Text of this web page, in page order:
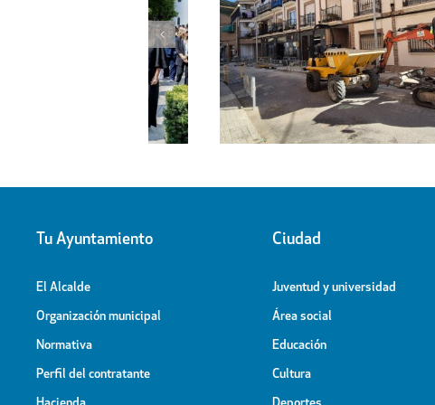
Obras de ampliación del
Cementerio-Tanatorio Municipal
Tu Ayuntamiento
El Alcalde
Organización municipal
Normativa
Perfil del contratante
Ciudad
Juventud y universidad
Área social
Educación
Cultura